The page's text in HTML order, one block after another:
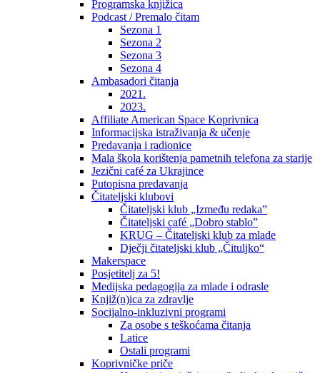
Programska knjižica
Podcast / Premalo čitam
Sezona 1
Sezona 2
Sezona 3
Sezona 4
Ambasadori čitanja
2021.
2023.
Affiliate American Space Koprivnica
Informacijska istraživanja & učenje
Predavanja i radionice
Mala škola korištenja pametnih telefona za starije
Jezični café za Ukrajince
Putopisna predavanja
Čitateljski klubovi
Čitateljski klub „Između redaka”
Čitateljski café „Dobro stablo”
KRUG – Čitateljski klub za mlade
Dječji čitateljski klub „Čituljko“
Makerspace
Posjetitelj za 5!
Medijska pedagogija za mlade i odrasle
Knjiž(n)ica za zdravlje
Socijalno-inkluzivni programi
Za osobe s teškoćama čitanja
Latice
Ostali programi
Koprivničke priče